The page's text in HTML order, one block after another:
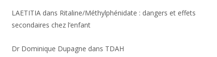
LAETITIA dans Ritaline/Méthylphénidate : dangers et effets
secondaires chez l’enfant
Dr Dominique Dupagne dans TDAH